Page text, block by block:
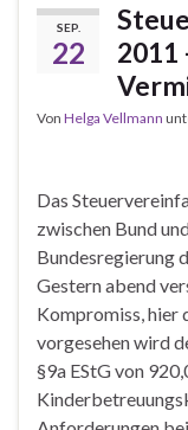
SEP.
22
2011
Von Helga Vellmann
Das
zwischen Bund
Bundesregierung
Gestern abend
Kompromiss, hier
vorgesehen wird
§9a EStG von